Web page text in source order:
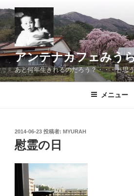
ン
テ
ン
ツ
へ
ス
アンテナカフェみう
あと何年生きれるのだろう？・・・と思
メニュー
投
稿
日:
2014-06-23 投稿者: MYURAH
慰霊の日